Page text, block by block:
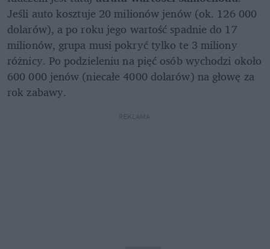
Jeśli auto kosztuje 20 milionów jenów (ok. 126 000
dolarów), a po roku jego wartość spadnie do 17
milionów, grupa musi pokryć tylko te 3 miliony
różnicy. Po podzieleniu na pięć osób wychodzi około
600 000 jenów (niecałe 4000 dolarów) na głowę za
rok zabawy.
REKLAMA